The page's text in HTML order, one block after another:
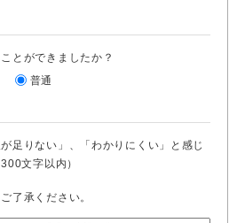
とができましたか？
普通
足りない」、「わかりにくい」と感じ
文字以内）
了承ください。